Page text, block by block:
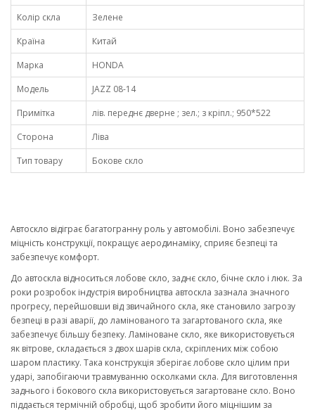
Колір скла
Зелене
Країна
Китай
Марка
HONDA
Модель
JAZZ 08-14
Примітка
лів. переднє дверне ; зел.; з кріпл.; 950*522
Сторона
Ліва
Тип товару
Бокове скло
Автоскло відіграє багатогранну роль у автомобілі. Воно забезпечує
міцність конструкції, покращує аеродинаміку, сприяє безпеці та
забезпечує комфорт.
До автоскла відноситься лобове скло, заднє скло, бічне скло і люк. За
роки розробок індустрія виробництва автоскла зазнала значного
прогресу, перейшовши від звичайного скла, яке становило загрозу
безпеці в разі аварії, до ламінованого та загартованого скла, яке
забезпечує більшу безпеку. Ламіноване скло, яке використовується
як вітрове, складається з двох шарів скла, скріплених між собою
шаром пластику. Така конструкція зберігає лобове скло цілим при
ударі, запобігаючи травмуванню осколками скла. Для виготовлення
заднього і бокового скла використовується загартоване скло. Воно
піддається термічній обробці, щоб зробити його міцнішим за